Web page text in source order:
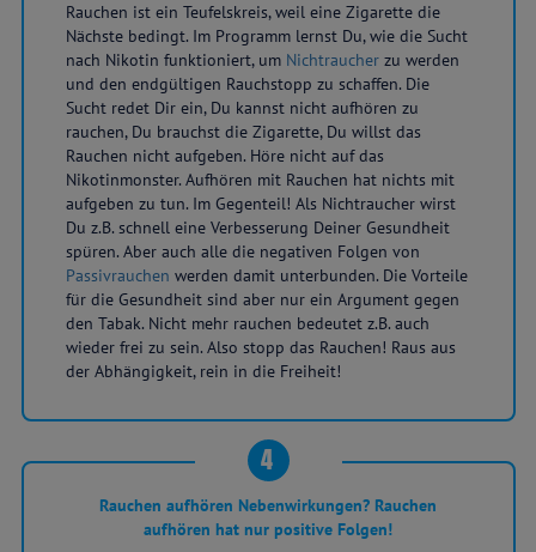
Rauchen ist ein Teufelskreis, weil eine Zigarette die
Nächste bedingt. Im Programm lernst Du, wie die Sucht
nach Nikotin funktioniert, um Nichtraucherzu werden
und den endgültigen Rauchstopp zu schaffen. Die
Sucht redet Dir ein, Du kannst nicht aufhören zu
rauchen, Du brauchst die Zigarette, Du willst das
Rauchen nicht aufgeben. Höre nicht auf das
Nikotinmonster. Aufhören mit Rauchen hat nichts mit
aufgeben zu tun. Im Gegenteil! Als Nichtraucher wirst
Du z.B. schnell eine Verbesserung Deiner Gesundheit
spüren. Aber auch alle die negativen Folgen von
Passivrauchen werden damit unterbunden. Die Vorteile
für die Gesundheit sind aber nur ein Argument gegen
den Tabak. Nicht mehr rauchen bedeutet z.B. auch
wieder frei zu sein. Also stopp das Rauchen! Raus aus
der Abhängigkeit, rein in die Freiheit!
4
Rauchen aufhören Nebenwirkungen? Rauchen
aufhören hat nur positive Folgen!